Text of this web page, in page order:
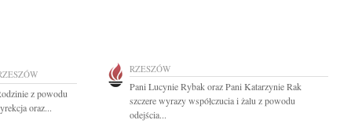
z powodu
oraz...
RZESZÓW
Pani Lucynie Rybak oraz Pani Katarzynie Rak
szczere wyrazy współczucia i żalu z powodu
odejścia...